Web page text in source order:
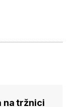
na tržnici